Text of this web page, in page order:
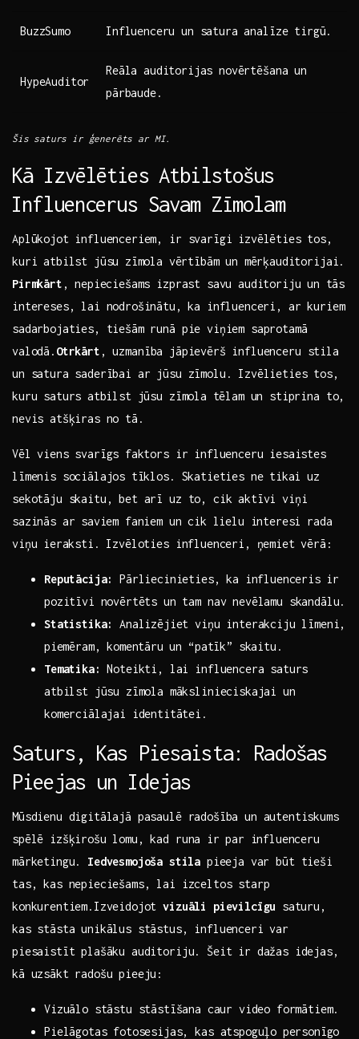
BuzzSumo Influenceru un satura ‌analīze tirgū.
HypeAuditor
Reāla auditorijas novērtēšana un​
pārbaude.
Šis ⁤saturs ir ģenerēts ar MI.
Kā Izvēlēties ⁢Atbilstošus
⁤Influencerus Savam Zīmolam
Aplūkojot influenceriem, ir svarīgi izvēlēties tos,
kuri atbilst jūsu ⁣zīmola ⁣vērtībām un‌ mērķauditorijai.
Pirmkārt , ⁣nepieciešams izprast savu auditoriju⁣ un ⁣tās
intereses, lai nodrošinātu,⁢ ka influenceri, ar kuriem
sadarbojaties, tiešām ​runā pie viņiem saprotamā‌
valodā. Otrkārt , uzmanība jāpievērš influenceru stila
un satura saderībai​ ar jūsu zīmolu. ‌Izvēlieties tos,
kuru saturs ⁤atbilst jūsu zīmola ⁣tēlam‌ un stiprina ‌to,
nevis atšķiras no tā.
Vēl viens svarīgs ⁤faktors ir influenceru iesaistes⁣
līmenis sociālajos ⁤tīklos. Skatieties ne ⁤tikai‍ uz
sekotāju skaitu, bet arī uz​ to,​ cik​ aktīvi viņi
sazinās ar⁢ saviem faniem⁢ un cik ​lielu interesi rada
viņu⁣ ieraksti. Izvēloties influenceri, ņemiet vērā:
Reputācija:
Pārliecinieties, ⁣ka ‌influenceris ⁢ir
pozitīvi‍ novērtēts‍ un tam‌ nav nevēlamu skandālu.
Statistika:
Analizējiet viņu interakciju līmeni,
⁣piemēram, komentāru ⁢un “patīk” skaitu.
Tematika: Noteikti, lai influencera saturs‌
atbilst ‍jūsu zīmola ‍mākslinieciskajai un
komerciālajai identitātei.
Saturs, Kas Piesaista:⁢ Radošas
Pieejas un Idejas
Mūsdienu digitālajā pasaulē radošība‍ un autentiskums​
spēlē izšķirošu​ lomu, kad runa ir⁣ par ⁣influenceru
mārketingu. Iedvesmojoša⁢ stila pieeja var​ būt tieši
tas, kas‍ nepieciešams, lai izceltos starp
konkurentiem.Izveidojotvizuāli pievilcīgu ⁢saturu,
kas stāsta‌ unikālus‍ stāstus, influenceri var
piesaistīt plašāku auditoriju. Šeit ir dažas idejas,
kā uzsākt radošu pieeju:
Vizuālo stāstu stāstīšana ⁢caur video formātiem.
Pielāgotas fotosesijas, kas atspoguļo⁣ personīgo‌